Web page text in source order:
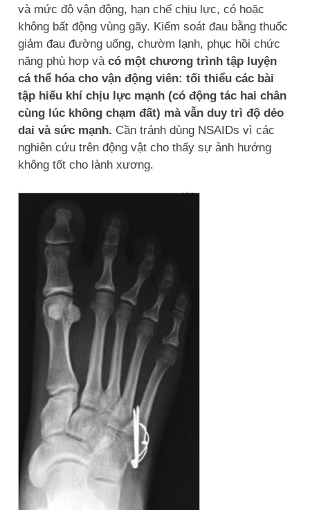
và mức độ vận động, hạn chế chịu lực, có hoặc
không bất động vùng gãy. Kiểm soát đau bằng thuốc
giảm đau đường uống, chườm lạnh, phục hồi chức
năng phù hợp vàcó một chương trình tập luyện
cá thể hóa cho vận động viên: tối thiểu các bài
tập hiếu khí chịu lực mạnh (có động tác hai chân
cùng lúc không chạm đất) mà vẫn duy trì độ dẻo
dai và sức mạnh. Cần tránh dùng NSAIDs vì các
nghiên cứu trên động vật cho thấy sự ảnh hướng
không tốt cho lành xương.